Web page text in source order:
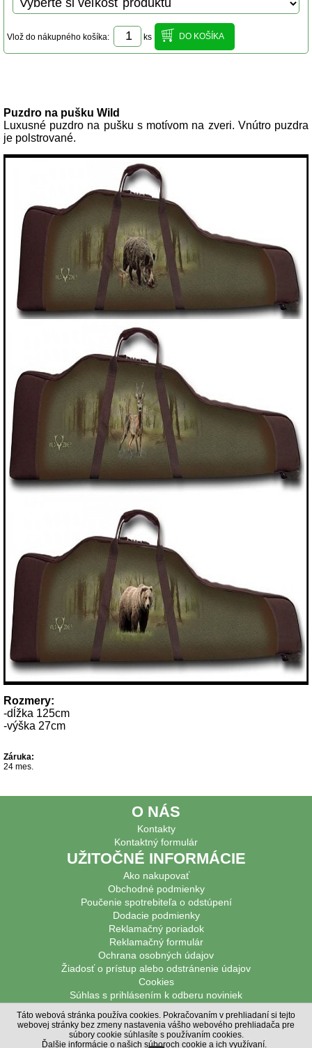
Vlož do nákupného košíka: ks
Puzdro na pušku Wild
Luxusné puzdro na pušku s motívom na zveri. Vnútro puzdra
je polstrované.
Rozmery:
-dĺžka 125cm
-výška 27cm
Záruka:
24 mes.
O NÁS
Kontakty
Kontaktný formulár
UŽITOČNÉ INFORMÁCIE
Ako nakupovať
Obchodné podmienky
Poučenie spotrebiteľa o odstúpení
Dodacie podmienky
Reklamačný poriadok
Reklamačný formulár
Ochrana osobných údajov
Žiadosť o prístup alebo odstránenie údajov
Cookies
Súhlas s prihlásením k odberu noviniek
PODPOROVANÉ PLATBY
© Poľovnícke potreby DIANAHUNTER 2020, Poľovnícke potreby
© MiBe ESHOP 2021, verzia: 48
Táto webová stránka používa cookies. Pokračovaním v prehliadaní si tejto
webovej stránky bez zmeny nastavenia vášho webového prehliadača pre
súbory cookie súhlasíte s používaním cookies.
Ďalšie informácie o našich súboroch cookie a ich využívaní.